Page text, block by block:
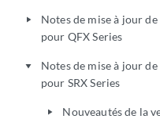
play_arrow
Notes de mise à jour de
pour QFX Series
play_arrow
Notes de mise à jour de
pour SRX Series
play_arrow
Nouveautés de la